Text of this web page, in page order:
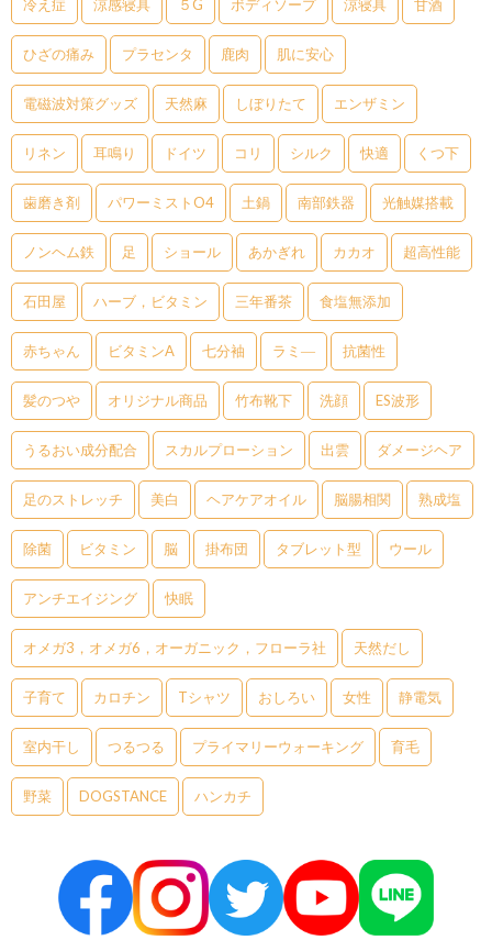
冷え症 涼感寝具 ５G ボディソープ 涼寝具 甘酒
ひざの痛み プラセンタ 鹿肉 肌に安心
電磁波対策グッズ 天然麻 しぼりたて エンザミン
リネン 耳鳴り ドイツ コリ シルク 快適 くつ下
歯磨き剤 パワーミストO4 土鍋 南部鉄器 光触媒搭載
ノンヘム鉄 足 ショール あかぎれ カカオ 超高性能
石田屋 ハーブ，ビタミン 三年番茶 食塩無添加
赤ちゃん ビタミンA 七分袖 ラミ― 抗菌性
髪のつや オリジナル商品 竹布靴下 洗顔 ES波形
うるおい成分配合 スカルプローション 出雲 ダメージヘア
足のストレッチ 美白 ヘアケアオイル 脳腸相関 熟成塩
除菌 ビタミン 脳 掛布団 タブレット型 ウール
アンチエイジング 快眠
オメガ3，オメガ6，オーガニック，フローラ社 天然だし
子育て カロチン Tシャツ おしろい 女性 静電気
室内干し つるつる プライマリーウォーキング 育毛
野菜 DOGSTANCE ハンカチ